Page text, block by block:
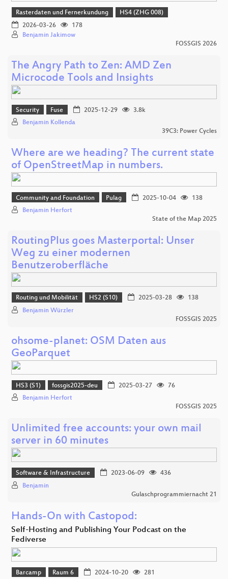
Rasterdaten und Fernerkundung
HS4 (ZHG 008)
2026-03-26
178
Benjamin Jakimow
FOSSGIS 2026
The Angry Path to Zen: AMD Zen
Microcode Tools and Insights
Security Fuse 2025-12-29
3.8k
Benjamin Kollenda
39C3: Power Cycles
Where are we heading? The current state
of OpenStreetMap in numbers.
Community and Foundation Pulag 2025-10-04
138
Benjamin Herfort
State of the Map 2025
RoutingPlus goes Masterportal: Unser
Weg zu einer modernen
Benutzeroberfläche
Routing und Mobilität HS2 (S10) 2025-03-28
138
Benjamin Würzler
FOSSGIS 2025
ohsome-planet: OSM Daten aus
GeoParquet
HS3 (S1) fossgis2025-deu 2025-03-27
76
Benjamin Herfort
FOSSGIS 2025
Unlimited free accounts: your own mail
server in 60 minutes
Software & Infrastructure 2023-06-09
436
Benjamin
Gulaschprogrammiernacht 21
Hands-On with Castopod:
Self-Hosting and Publishing Your Podcast on the
Fediverse
Barcamp Raum 6 2024-10-20 281